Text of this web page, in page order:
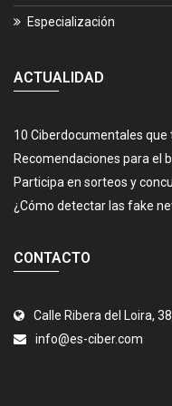
Especialización
ACTUALIDAD
10 Ciberdocumentales
Recomendaciones para el
Participa en sorteos y
¿Cómo detectar las fake
CONTACTO
Calle Ribera del Loira,
info@es-ciber.com